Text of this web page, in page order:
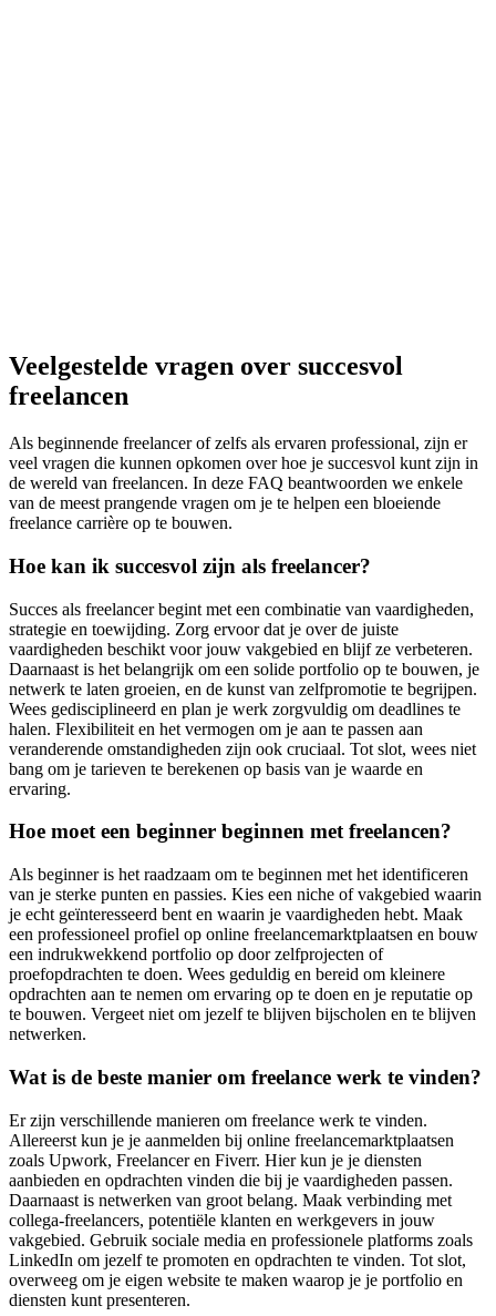
Veelgestelde vragen over succesvol
freelancen
Als beginnende freelancer of zelfs als ervaren professional, zijn er
veel vragen die kunnen opkomen over hoe je succesvol kunt zijn in
de wereld van freelancen. In deze FAQ beantwoorden we enkele
van de meest prangende vragen om je te helpen een bloeiende
freelance carrière op te bouwen.
Hoe kan ik succesvol zijn als freelancer?
Succes als freelancer begint met een combinatie van vaardigheden,
strategie en toewijding. Zorg ervoor dat je over de juiste
vaardigheden beschikt voor jouw vakgebied en blijf ze verbeteren.
Daarnaast is het belangrijk om een solide portfolio op te bouwen, je
netwerk te laten groeien, en de kunst van zelfpromotie te begrijpen.
Wees gedisciplineerd en plan je werk zorgvuldig om deadlines te
halen. Flexibiliteit en het vermogen om je aan te passen aan
veranderende omstandigheden zijn ook cruciaal. Tot slot, wees niet
bang om je tarieven te berekenen op basis van je waarde en
ervaring.
Hoe moet een beginner beginnen met freelancen?
Als beginner is het raadzaam om te beginnen met het identificeren
van je sterke punten en passies. Kies een niche of vakgebied waarin
je echt geïnteresseerd bent en waarin je vaardigheden hebt. Maak
een professioneel profiel op online freelancemarktplaatsen en bouw
een indrukwekkend portfolio op door zelfprojecten of
proefopdrachten te doen. Wees geduldig en bereid om kleinere
opdrachten aan te nemen om ervaring op te doen en je reputatie op
te bouwen. Vergeet niet om jezelf te blijven bijscholen en te blijven
netwerken.
Wat is de beste manier om freelance werk te vinden?
Er zijn verschillende manieren om freelance werk te vinden.
Allereerst kun je je aanmelden bij online freelancemarktplaatsen
zoals Upwork, Freelancer en Fiverr. Hier kun je je diensten
aanbieden en opdrachten vinden die bij je vaardigheden passen.
Daarnaast is netwerken van groot belang. Maak verbinding met
collega-freelancers, potentiële klanten en werkgevers in jouw
vakgebied. Gebruik sociale media en professionele platforms zoals
LinkedIn om jezelf te promoten en opdrachten te vinden. Tot slot,
overweeg om je eigen website te maken waarop je je portfolio en
diensten kunt presenteren.